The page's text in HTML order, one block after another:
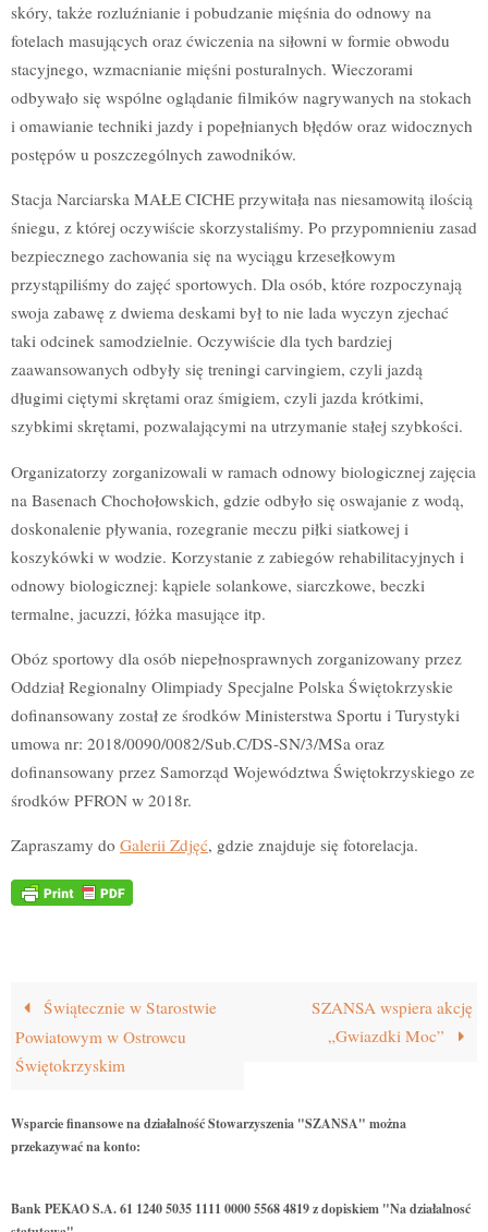
skóry, także rozluźnianie i pobudzanie mięśnia do odnowy na
fotelach masujących oraz ćwiczenia na siłowni w formie obwodu
stacyjnego, wzmacnianie mięśni posturalnych. Wieczorami
odbywało się wspólne oglądanie filmików nagrywanych na stokach
i omawianie techniki jazdy i popełnianych błędów oraz widocznych
postępów u poszczególnych zawodników.
Stacja Narciarska MAŁE CICHE przywitała nas niesamowitą ilością
śniegu, z której oczywiście skorzystaliśmy. Po przypomnieniu zasad
bezpiecznego zachowania się na wyciągu krzesełkowym
przystąpiliśmy do zajęć sportowych. Dla osób, które rozpoczynają
swoja zabawę z dwiema deskami był to nie lada wyczyn zjechać
taki odcinek samodzielnie. Oczywiście dla tych bardziej
zaawansowanych odbyły się treningi carvingiem, czyli jazdą
długimi ciętymi skrętami oraz śmigiem, czyli jazda krótkimi,
szybkimi skrętami, pozwalającymi na utrzymanie stałej szybkości.
Organizatorzy zorganizowali w ramach odnowy biologicznej zajęcia
na Basenach Chochołowskich, gdzie odbyło się oswajanie z wodą,
doskonalenie pływania, rozegranie meczu piłki siatkowej i
koszykówki w wodzie. Korzystanie z zabiegów rehabilitacyjnych i
odnowy biologicznej: kąpiele solankowe, siarczkowe, beczki
termalne, jacuzzi, łóżka masujące itp.
Obóz sportowy dla osób niepełnosprawnych zorganizowany przez
Oddział Regionalny Olimpiady Specjalne Polska Świętokrzyskie
dofinansowany został ze środków Ministerstwa Sportu i Turystyki
umowa nr: 2018/0090/0082/Sub.C/DS-SN/3/MSa oraz
dofinansowany przez Samorząd Województwa Świętokrzyskiego ze
środków PFRON w 2018r.
Zapraszamy do Galerii Zdjęć, gdzie znajduje się fotorelacja.
Świątecznie w Starostwie
Powiatowym w Ostrowcu
Świętokrzyskim
SZANSA wspiera akcję
„Gwiazdki Moc”
Wsparcie finansowe na działalność Stowarzyszenia "SZANSA" można
przekazywać na konto:
Bank PEKAO S.A. 61 1240 5035 1111 0000 5568 4819 z dopiskiem "Na działalnosć